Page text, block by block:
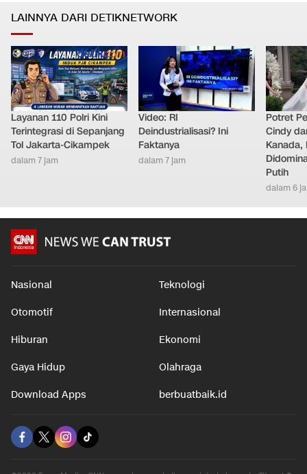
LAINNYA DARI DETIKNETWORK
Layanan 110 Polri Kini
Terintegrasi di Sepanjang
Tol Jakarta-Cikampek
dalam 7 jam
Video: RI
Deindustrialisasi? Ini
Faktanya
dalam 7 jam
Potret
Cindy
Kanada,
Putih
dalam 6
Nasional Teknologi
Otomotif Internasional
Hiburan Ekonomi
Gaya Hidup Olahraga
Download Apps berbuatbaik.id